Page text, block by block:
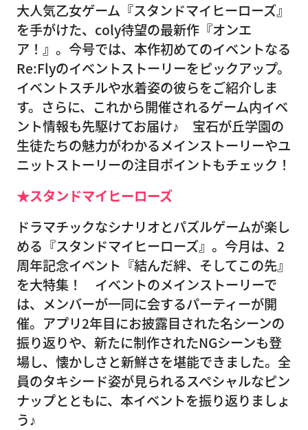
大人気乙女ゲーム『スタンドマイヒーローズ』
を手がけた、coly待望の最新作『オンエ
ア！』。今号では、本作初めてのイベントなる
Re:Flyのイベントストーリーをピックアップ。
イベントスチルや水着姿の彼らをご紹介しま
す。さらに、これから開催されるゲーム内イベ
ント情報も先駆けてお届け♪ 宝石が丘学園の
生徒たちの魅力がわかるメインストーリーやユ
ニットストーリーの注目ポイントもチェック！
★スタンドマイヒーローズ
ドラマチックなシナリオとパズルゲームが楽し
める『スタンドマイヒーローズ』。今月は、2
周年記念イベント『結んだ絆、そしてこの先』
を大特集！ イベントのメインストーリーで
は、メンバーが一同に会するパーティーが開
催。アプリ2年目にお披露目された名シーンの
振り返りや、新たに制作されたNGシーンも登
場し、懐かしさと新鮮さを堪能できました。全
員のタキシード姿が見られるスペシャルなピン
ナップとともに、本イベントを振り返りましょ
う♪